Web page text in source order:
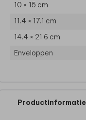
10 × 15 cm
11.4 × 17.1 cm
14.4 × 21.6 cm
Enveloppen
Productinformatie